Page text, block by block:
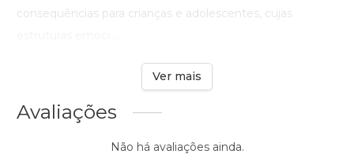
consequências para crianças e adolescentes, cujas
Ver mais
Avaliações
Não há avaliações ainda.